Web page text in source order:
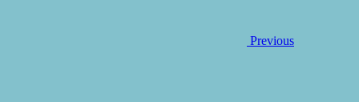
Previous